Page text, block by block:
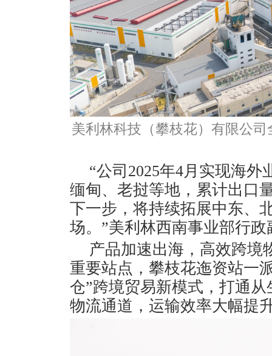
美利林科技（攀枝花）有限公
“公司2025年4月实现海
缅甸、老挝等地，累计出口
下一步，将持续拓展中东、
场。”美利林西南事业部行
产品加速出海，高效跨境
重要站点，攀枝花迤资站一
仓”跨境贸易新模式，打通
物流通道，运输效率大幅提